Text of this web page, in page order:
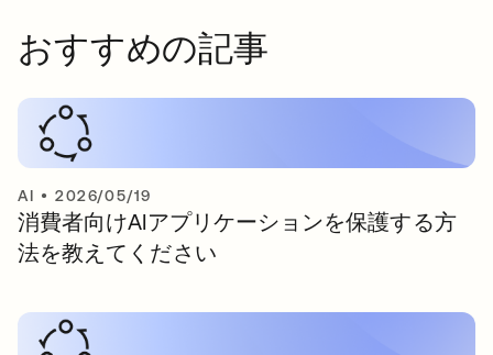
おすすめの記事
AI •2026/05/19
消費者向けAIアプリケーションを保護する方
法を教えてください